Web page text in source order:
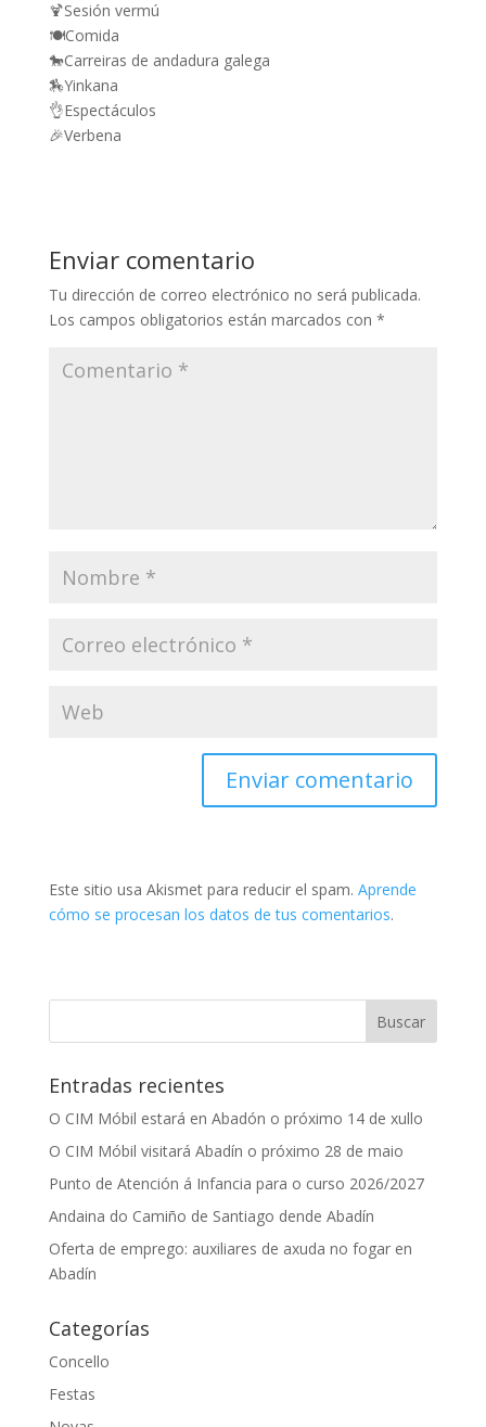
🍹Sesión vermú
🍽️Comida
🐎Carreiras de andadura galega
🏇Yinkana
👌Espectáculos
🎉Verbena
Enviar comentario
Tu dirección de correo electrónico no será publicada.
Los campos obligatorios están marcados con *
Este sitio usa Akismet para reducir el spam. Aprende
cómo se procesan los datos de tus comentarios.
Entradas recientes
O CIM Móbil estará en Abadón o próximo 14 de xullo
O CIM Móbil visitará Abadín o próximo 28 de maio
Punto de Atención á Infancia para o curso 2026/2027
Andaina do Camiño de Santiago dende Abadín
Oferta de emprego: auxiliares de axuda no fogar en
Abadín
Categorías
Concello
Festas